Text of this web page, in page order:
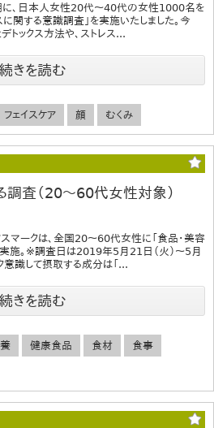
に、日本人女性20代～40代の女性1000名を
に関する意識調査」を実施いたしました。今
トックス方法や、ストレス...
続きを読む
フェイスケア 顔 むくみ
調査（20～60代女性対象）
マークは、全国20～60代女性に「食品・美容
実施。※調査日は2019年5月21日（火）～5月
意識して摂取する成分は「...
続きを読む
健康食品 食材 食事